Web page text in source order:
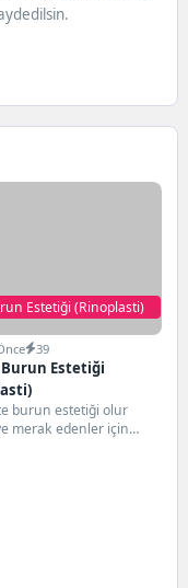
Estetiği (Rinoplasti)
39
Estetiği
burun estetiği olur
merak edenler için